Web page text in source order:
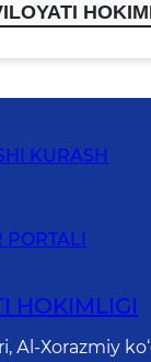
KURASH
HОKIMLIGI
Аl-Хоrаzmiy